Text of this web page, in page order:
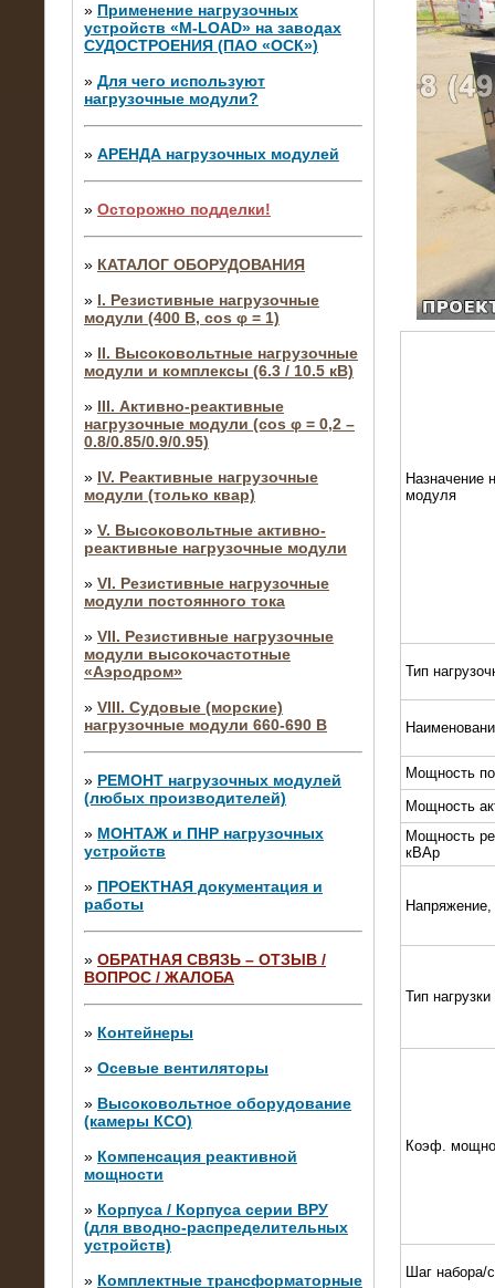
» Применение нагрузочных
устройств «M-LOAD» на заводах
СУДОСТРОЕНИЯ (ПАО «ОСК»)
» Для чего используют
нагрузочные модули?
» АРЕНДА нагрузочных модулей
» Осторожно подделки!
» КАТАЛОГ ОБОРУДОВАНИЯ
» I. Резистивные нагрузочные
модули (400 В, cos φ = 1)
» II. Высоковольтные нагрузочные
модули и комплексы (6.3 / 10.5 кВ)
» III. Активно-реактивные
нагрузочные модули (cos φ = 0,2 –
0.8/0.85/0.9/0.95)
» IV. Реактивные нагрузочные
модули (только квар)
» V. Высоковольтные активно-
реактивные нагрузочные модули
» VI. Резистивные нагрузочные
модули постоянного тока
» VII. Резистивные нагрузочные
модули высокочастотные
«Аэродром»
» VIII. Судовые (морские)
нагрузочные модули 660-690 В
» РЕМОНТ нагрузочных модулей
(любых производителей)
» МОНТАЖ и ПНР нагрузочных
устройств
» ПРОЕКТНАЯ документация и
работы
» ОБРАТНАЯ СВЯЗЬ – ОТЗЫВ /
ВОПРОС / ЖАЛОБА
» Контейнеры
» Осевые вентиляторы
» Высоковольтное оборудование
(камеры КСО)
» Компенсация реактивной
мощности
» Корпуса / Корпуса серии ВРУ
(для вводно-распределительных
устройств)
» Комплектные трансформаторные
10.04.2015
Аренда нагрузочного модуля 4 МВт,
10 кВ
Назначение
модуля
Тип
Мощность
Мощность
Мощность
кВАр
Тип нагрузки
Коэф.
Шаг набора/